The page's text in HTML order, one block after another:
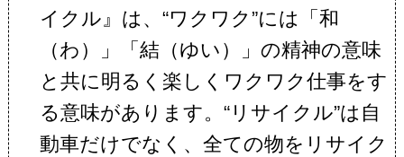
イクル』は、“ワクワク”には「和
（わ）」「結（ゆい）」の精神の意味
と共に明るく楽しくワクワク仕事をす
る意味があります。“リサイクル”は自
動車だけでなく、全ての物をリサイク